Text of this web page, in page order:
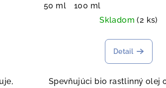
50 ml
100 ml
Skladom(2 ks)
Detail
Spevňujúci bio rastlinný olej